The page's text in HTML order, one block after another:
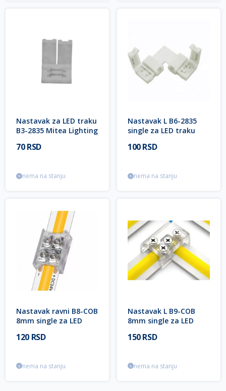
Nastavak za LED traku
B3-2835 Mitea Lighting
70 RSD
nema na stanju
Nastavak L B6-2835
single za LED traku
100 RSD
nema na stanju
Nastavak ravni B8-COB
8mm single za LED
120 RSD
nema na stanju
Nastavak L B9-COB
8mm single za LED
150 RSD
nema na stanju